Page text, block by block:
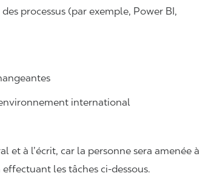
processus (par exemple, Power BI,
international
et à l’écrit, car la personne sera amenée à
les tâches ci-dessous.